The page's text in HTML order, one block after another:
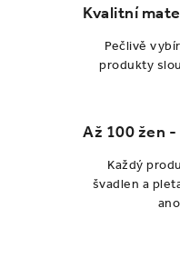
Kvalitní
Pečlivě
produkty
Až 100 žen
Každý
švadlen a